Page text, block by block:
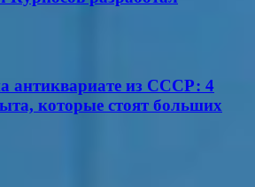
антиквариате из СССР: 4
которые стоят больших